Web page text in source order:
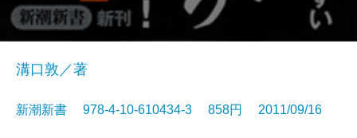
溝口敦／著
新潮新書 978-4-10-610434-3 858円 2011/09/16